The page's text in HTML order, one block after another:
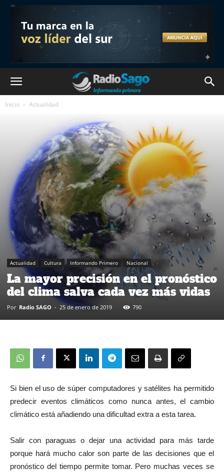
Inicio Actualidad
Actualidad Cultura Informando Primero Nacional
La mayor precisión en el pronóstico
del clima salva cada vez más vidas
Por Radio SAGO - 25 de enero de 2019 790
Si bien el uso de súper computadores y satélites ha permitido
predecir eventos climáticos como nunca antes, el cambio
climático está añadiendo una dificultad extra a esta tarea.
Salir con paraguas o dejar una actividad para más tarde
porque hará mucho calor son parte de las decisiones que el
pronóstico del tiempo permite tomar. Pero muchas veces se